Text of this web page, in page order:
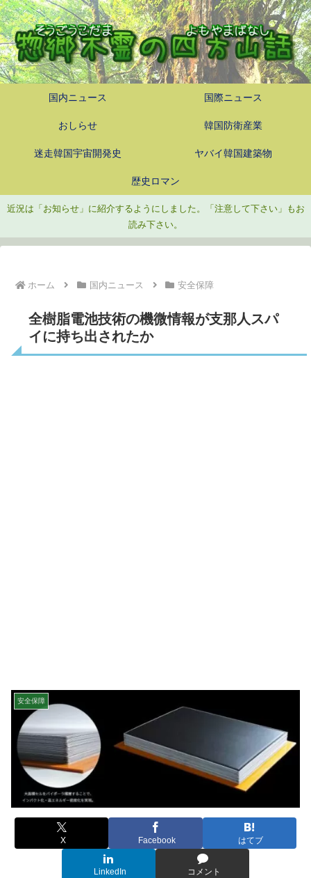
国内ニュース 国際ニュース
おしらせ 韓国防衛産業
迷走韓国宇宙開発史 ヤバイ韓国建築物
歴史ロマン
近況は「お知らせ」に紹介するようにしました。「注意して下さい」もお
読み下さい。
ホーム 国内ニュース 安全保障
全樹脂電池技術の機微情報が支那人スパ
イに持ち出されたか
安全保障
X Facebook はてブ
LinkedIn コメント